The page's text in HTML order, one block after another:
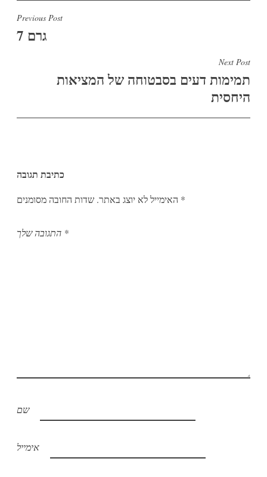
ניווט
Previous Post
7 גרם
Next Post
תמימות דעים בסבטוחה של המציאות
היחסית
כתיבת תגובה
האימייל לא יוצג באתר. *
*
שם
אימייל